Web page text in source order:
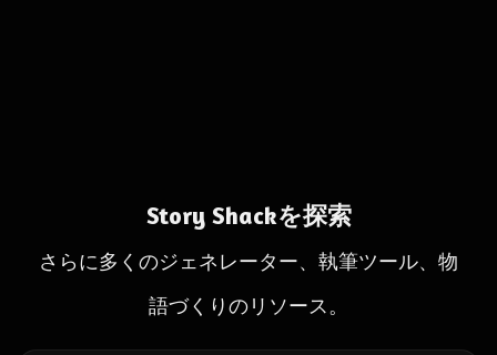
Story Shackを探索
さらに多くのジェネレーター、執筆ツール、物
語づくりのリソース。